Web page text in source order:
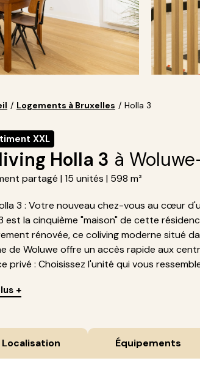
/ Logements à Bruxelles / Holla 3
XXL
Holla 3 à
partagé | 15 unités | 598 m²
3 : Votre nouveau chez-vous au cœur
est la cinquième "maison" de cette
rénovée, ce coliving moderne situé
de Woluwe offre un accès rapide aux
privé : Choisissez l'unité qui vous
+
Localisation Équipements